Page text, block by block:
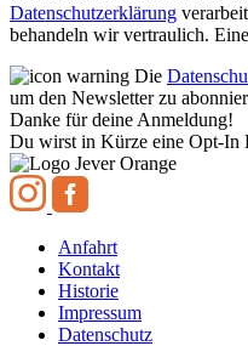
Datenschutzerklärung
behandeln wir vertraulich.
Die
um den Newsletter zu
Danke für deine Anmeldung!
Du wirst in Kürze eine Opt-In
Anfahrt
Kontakt
Historie
Impressum
Datenschutz